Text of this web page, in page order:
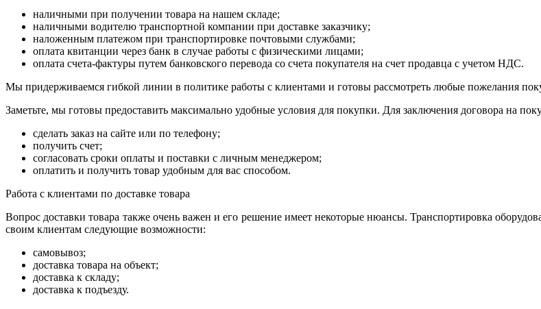
наличными при получении товара на нашем складе;
наличными водителю транспортной компании при доставке заказчику;
наложенным платежом при транспортировке почтовыми службами;
оплата квитанции через банк в случае работы с физическими лицами;
оплата счета-фактуры путем банковского перевода со счета покупателя на счет продавца с учетом НДС.
Мы придерживаемся гибкой линии в политике работы с клиентами и готовы рассмотреть любые пожелания
Заметьте, мы готовы предоставить максимально удобные условия для покупки. Для заключения договора на
сделать заказ на сайте или по телефону;
получить счет;
согласовать сроки оплаты и поставки с личным менеджером;
оплатить и получить товар удобным для вас способом.
Работа с клиентами по доставке товара
Вопрос доставки товара также очень важен и его решение имеет некоторые нюансы. Транспортировка
своим клиентам следующие возможности:
самовывоз;
доставка товара на объект;
доставка к складу;
доставка к подъезду.